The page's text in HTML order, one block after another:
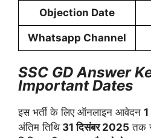
Objection Date
Whatsapp Channel
SSC GD Answer
Important Dates
इस भर्ती के लिए ऑनलाइन आवेदन
अंतिम तिथि31 दिसंबर 2025 तक